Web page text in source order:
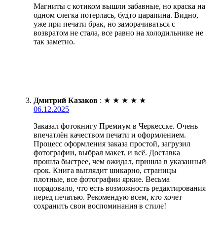
Магниты с котиком вышли забавные, но краска на
одном слегка потерлась, будто царапина. Видно,
уже при печати брак, но заморачиваться с
возвратом не стала, все равно на холодильнике не
так заметно.
Дмитрий Казаков : ★ ★ ★ ★ ★
06.12.2025
Заказал фотокнигу Премиум в Черкесске. Очень
впечатлён качеством печати и оформлением.
Процесс оформления заказа простой, загрузил
фотографии, выбрал макет, и всё. Доставка
прошла быстрее, чем ожидал, пришла в указанный
срок. Книга выглядит шикарно, страницы
плотные, все фотографии яркие. Весьма
порадовало, что есть возможность редактирования
перед печатью. Рекомендую всем, кто хочет
сохранить свои воспоминания в стиле!